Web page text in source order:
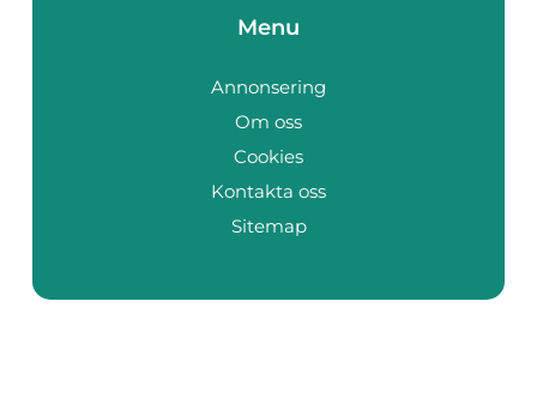
Menu
Annonsering
Om oss
Cookies
Kontakta oss
Sitemap